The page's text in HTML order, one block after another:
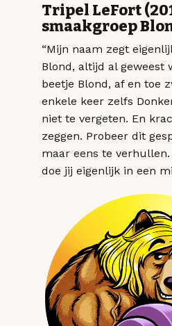
Tripel LeFort
smaakgroep
“Mijn naam zegt
Blond, altijd al geweest
beetje Blond, af en toe
enkele keer zelfs
niet te vergeten. En
zeggen. Probeer dit
maar eens te
doe jij eigenlijk in een